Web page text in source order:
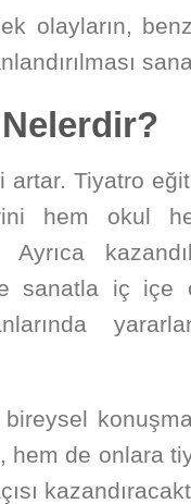
olayların,
Tiyatro
hem okul
sanatla iç içe
hem de onlara